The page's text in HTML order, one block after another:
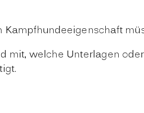
mit, welche Unterlagen